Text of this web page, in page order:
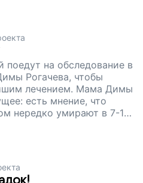
на обследование в
Рогачева, чтобы
лечением. Мама Димы
есть мнение, что
нередко умирают в 7-10
до 20. Но мы
что Димина жизнь
вам: вы помогли
точный диагноз. А это
будущему.